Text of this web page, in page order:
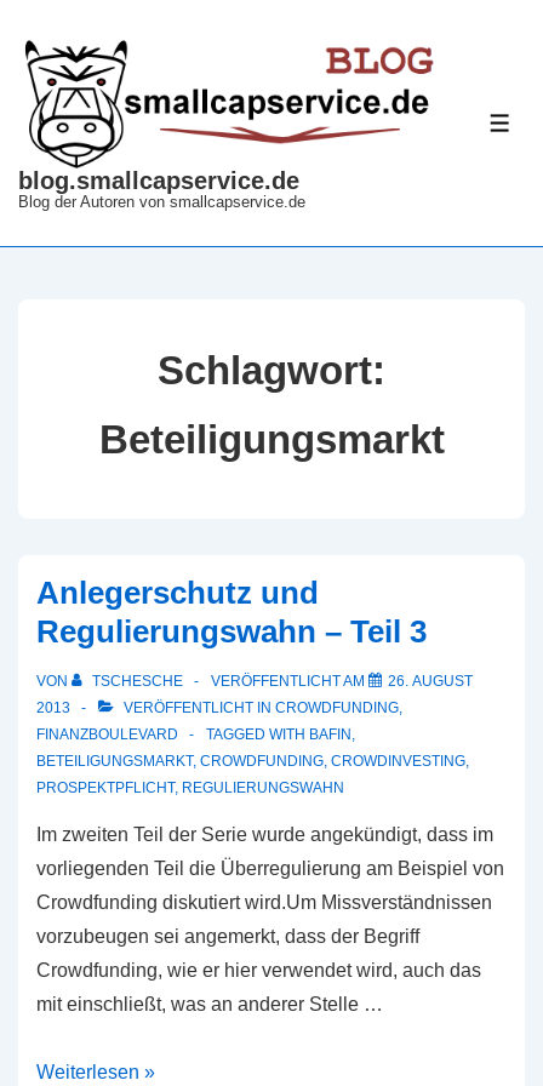
Zum
Inhalt
blog.smallcapservice.de
Blog der Autoren von smallcapservice.de
Schlagwort:
Beteiligungsmarkt
Anlegerschutz und
Regulierungswahn – Teil 3
VON TSCHESCHE VERÖFFENTLICHT AM
26. AUGUST
2013
VERÖFFENTLICHT IN CROWDFUNDING,
FINANZBOULEVARD
TAGGED WITH BAFIN,
BETEILIGUNGSMARKT, CROWDFUNDING, CROWDINVESTING,
PROSPEKTPFLICHT, REGULIERUNGSWAHN
Im zweiten Teil der Serie wurde angekündigt, dass im
vorliegenden Teil die Überregulierung am Beispiel von
Crowdfunding diskutiert wird.Um Missverständnissen
vorzubeugen sei angemerkt, dass der Begriff
Crowdfunding, wie er hier verwendet wird, auch das
mit einschließt, was an anderer Stelle …
Anlegerschutz
Weiterlesen »